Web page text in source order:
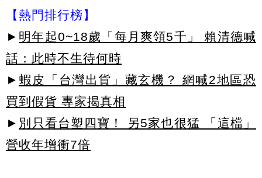
【熱門排行榜】
► 明年起0~18歲「每月爽領5千」 賴清德喊
話：此時不生待何時
► 蝦皮「台灣出貨」藏玄機？ 網喊2地區恐
買到假貨 專家揭真相
► 別只看台塑四寶！ 另5家也很猛 「這檔」
營收年增衝7倍